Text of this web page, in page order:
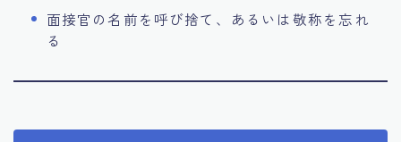
面接官の名前を呼び捨て、あるいは敬称を忘れ
る